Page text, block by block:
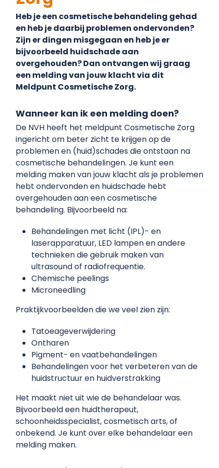
Heb je een cosmetische behandeling gehad
en heb je daarbij problemen ondervonden?
Zijn er dingen misgegaan en heb je er
bijvoorbeeld huidschade aan
overgehouden? Dan ontvangen wij graag
een melding van jouw klacht via dit
Meldpunt Cosmetische Zorg.
Wanneer kan ik een melding doen?
De NVH heeft het meldpunt Cosmetische Zorg
ingericht om beter zicht te krijgen op de
problemen en (huid)schades die ontstaan na
cosmetische behandelingen. Je kunt een
melding maken van jouw klacht als je problemen
hebt ondervonden en huidschade hebt
overgehouden aan een cosmetische
behandeling. Bijvoorbeeld na:
Behandelingen met licht (IPL)- en
laserapparatuur, LED lampen en andere
technieken die gebruik maken van
ultrasound of radiofrequentie.
Chemische peelings
Microneedling
Praktijkvoorbeelden die we veel zien zijn:
Tatoeageverwijdering
Ontharen
Pigment- en vaatbehandelingen
Behandelingen voor het verbeteren van de
huidstructuur en huidverstrakking
Het maakt niet uit wie de behandelaar was.
Bijvoorbeeld een huidtherapeut,
schoonheidsspecialist, cosmetisch arts, of
onbekend. Je kunt over elke behandelaar een
melding maken.